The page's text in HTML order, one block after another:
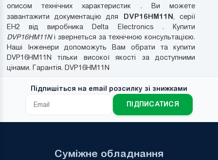
описом технічних характеристик . Ви можете
завантажити документацію для DVP16HM11N, серії
EH2 від виробника Delta Electronics . Купити
DVP16HM11Nі звернеться за технічною консультацією.
Наші Інженери допоможуть Вам обрати та купити
DVP16HM11N тільки високої якості за доступними
цінами. Гарантія. DVP16HM11N
Підпишіться на email розсилку зі знижками
ПІДПИСАТИСЯ
Суміжне обладнання